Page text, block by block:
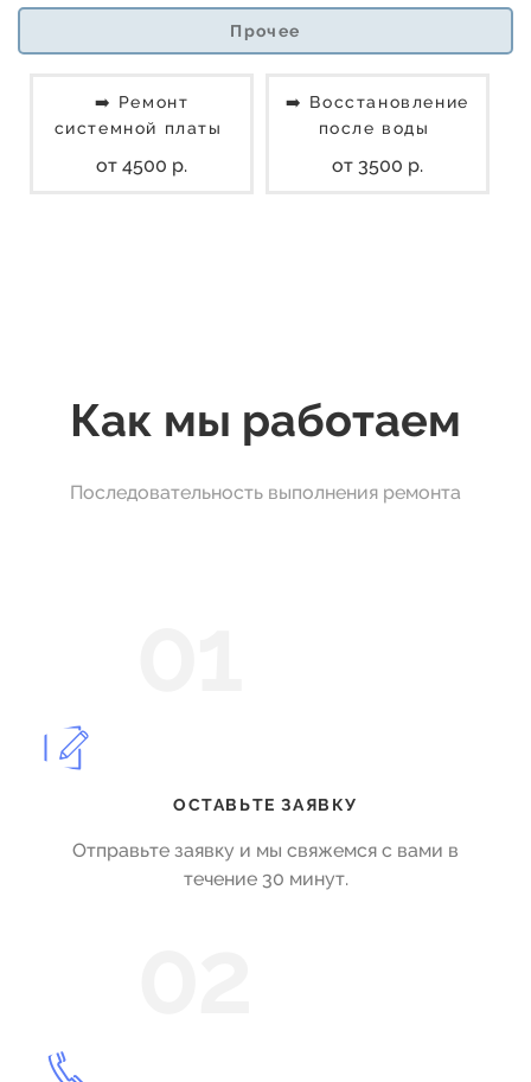
Прочее
➡️ Ремонт
системной платы
от 4500 р.
➡️ Восстановление
после воды
от 3500 р.
Как мы работаем
Последовательность выполнения ремонта
ОСТАВЬТЕ ЗАЯВКУ
Отправьте заявку и мы свяжемся с вами в
течение 30 минут.